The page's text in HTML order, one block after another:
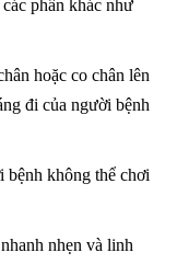
phần khác như
hoặc co chân lên
đi của người bệnh
bệnh không thể chơi
nhẹn và linh